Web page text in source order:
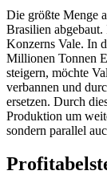
Die größte Menge
Brasilien abgebaut.
Konzerns Vale. In
Millionen Tonnen
steigern, möchte
verbannen und
ersetzen. Durch
Produktion um
sondern parallel